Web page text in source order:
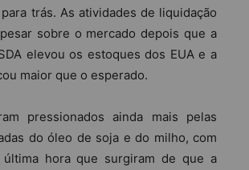
trás. As atividades de liquidação
sobre o mercado depois que a
elevou os estoques dos EUA e a
maior que o esperado.
pressionados ainda mais pelas
do óleo de soja e do milho, com
hora que surgiram de que a